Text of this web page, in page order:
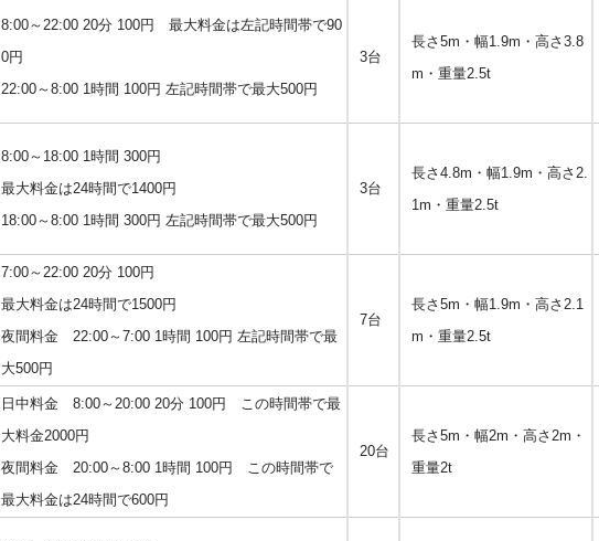
8:00～22:00 20分 100円 最大料金は左記時間帯で90
0円
22:00～8:00 1時間 100円 左記時間帯で最大500円
3台
長さ5m・幅1.9m・高さ3.8
m・重量2.5t
8:00～18:00 1時間 300円
最大料金は24時間で1400円
18:00～8:00 1時間 300円 左記時間帯で最大500円
3台
長さ4.8m・幅1.9m・高さ2.
1m・重量2.5t
7:00～22:00 20分 100円
最大料金は24時間で1500円
夜間料金 22:00～7:00 1時間 100円 左記時間帯で最
大500円
7台
長さ5m・幅1.9m・高さ2.1
m・重量2.5t
日中料金 8:00～20:00 20分 100円 この時間帯で最
大料金2000円
夜間料金 20:00～8:00 1時間 100円 この時間帯で
最大料金は24時間で600円
20台
長さ5m・幅2m・高さ2m・
重量2t